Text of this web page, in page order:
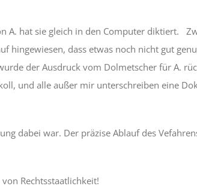
A. hat sie gleich in den Computer diktiert.
hingewiesen, dass etwas noch nicht gut
der Ausdruck vom Dolmetscher für A.
und alle außer mir unterschreiben eine
dabei war. Der präzise Ablauf des
Rechtsstaatlichkeit!